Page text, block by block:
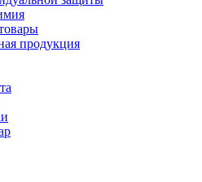
продукция